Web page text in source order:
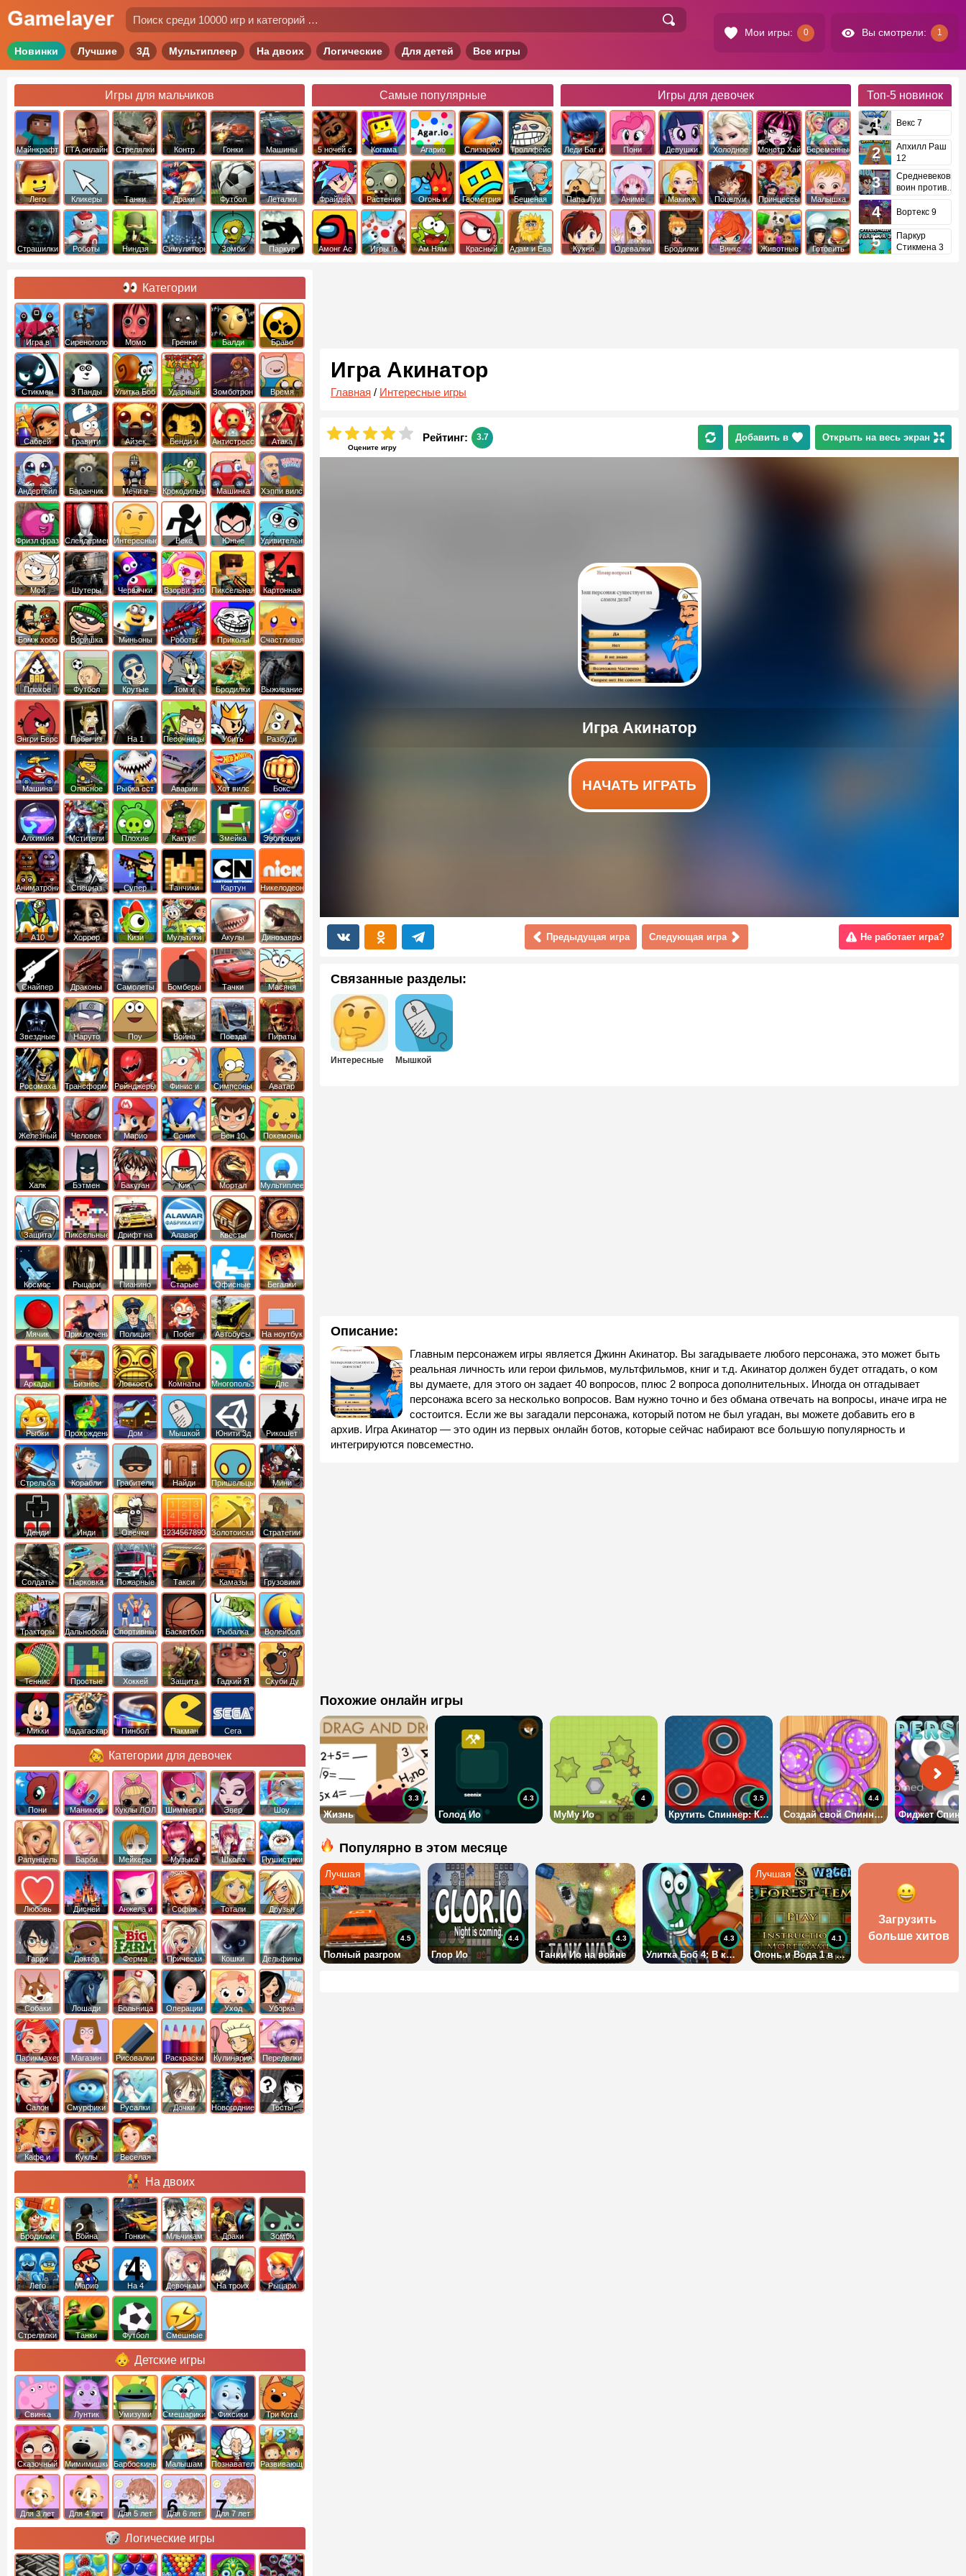
Мои игры: 0 Вы смотрели: 1
Новинки Лучшие 3Д Мультиплеер На двоих Логические Для детей Все игры
Игры для мальчиков
Майнкрафт ГТА онлайн Стрелялки
Контр
Страйк
Гонки Машины
Лего Кликеры Танки Драки Футбол Леталки
Страшилки Роботы Ниндзя Симуляторы Зомби Паркур
Самые популярные
5 ночей с
фредди
Когама Агарио Слизарио
Троллфейс
квест
Фрайдей
Найт
Фанкин
Растения
против
Зомби
Огонь и
Вода
Геометрия
Даш
Бешеная
бабка
сбежала из
психушки
Амонг Ас Игры Io Ам Ням
Красный
Адам и Ева
Игры для девочек
Леди Баг и
Супер Кот
Пони
Дружба это
Девушки
Эквестрии
Холодное
Сердце
Монстр Хай Беременные
Папа Луи Аниме Макияж Поцелуи
Принцессы
Диснея
Малышка
Хейзел
Кухня
Одевалки Бродилки Винкс Животные
Готовить
Топ-5 новинок
Векс 7
Апхилл Раш
12
Средневековый
воин против
Вортекс 9
Паркур
Стикмена 3
Игра Акинатор
Главная / Интересные игры
Оцените игру
Рейтинг: 3.7 Добавить в Открыть на весь экран
НАЧАТЬ ИГРАТЬ
Предыдущая игра Следующая игра Не работает игра?
Связанные разделы:
Интересные Мышкой
Описание:
Главным персонажем игры является Джинн Акинатор. Вы загадываете любого персонажа, это может быть
реальная личность или герои фильмов, мультфильмов, книг и т.д. Акинатор должен будет отгадать, о ком
вы думаете, для этого он задает 40 вопросов, плюс 2 вопроса дополнительных. Иногда он отгадывает
персонажа всего за несколько вопросов. Вам нужно точно и без обмана отвечать на вопросы, иначе игра не
состоится. Если же вы загадали персонажа, который потом не был угадан, вы можете добавить его в
архив. Игра Акинатор — это один из первых онлайн ботов, которые сейчас набирают все большую популярность и
интегрируются повсеместно.
Похожие онлайн игры
Жизнь
3.3
Голод Ио
4.3
МуМу Ио
4
Крутить Спиннер: Кликер
3.5
Создай свой Спиннер
4.4
Фиджет
Популярно в этом месяце
Полный разгром
4.5
Глор Ио
4.4
Танки Ио на войне
4.3
Улитка Боб 4: В космосе
4.3
Огонь и Вода 1 в Лесном Храме
4.1
Загрузить
больше хитов
Категории
Игра в
Кальмара
Сиреноголовый Момо Гренни Балди
Браво
Старс
Стикмен 3 Панды Улитка Боб
Ударный
отряд котят
Зомботрон
Время
Приключений
Сабвей
Серф
Гравити
Фолз
Айзек
Бенди и
Чернильная
машина
Антистресс
Атака
Титанов
Андертейл
Баранчик
Шон
Мечи и
Сандали
Крокодильчик
Свомпи
Машинка
Вилли
Хэппи вилс
Фризл фраз Слендермен Интересные Векс
Юные
титаны
вперед
Удивительный
мир
Гамбола
Мой
шумный
дом
Шутеры Червячки Взорви это
Пиксельная
война
Картонная
башка
Бомж хобо
Воришка
боб
Миньоны
Роботы
динозавры
Приколы
Счастливая
обезьянка
Плохое
мороженое
Футбол
головами
Крутые
Том и
джерри
Бродилки
Приключения
Выживание
Энгри Берс
Побег из
тюрьмы
На 1 Песочницы
Убить
короля
Разбуди
коробку
Машина
ест
машину
Опасное
оружие
Рыбка ест
рыбку
Аварии
машин
Хот вилс Бокс
Алхимия Мстители
Плохие
свинки
Кактус
маккой
Змейка Эволюция
Аниматроники Спецназ
Супер
бойцы
Танчики
Картун
нетворк
Никелодеон
А10 Хоррор Кизи Мультики Акулы Динозавры
Снайпер Драконы Самолеты Бомберы Тачки Масяня
Звездные
войны
Наруто Поу Война Поезда
Пираты
Карибского
Моря
Росомаха ТрансформерыРейнджеры
Самураи
Финис и
Ферб
Симпсоны
Аватар
легенда об
Аанге
Железный
человек
Человек
Паук
Марио Соник Бен 10 Покемоны
Халк Бэтмен Бакуган
Кик
Бутовский
Мортал
комбат
Мультиплеер
Защита
королевства
Пиксельные
Дрифт на
машинах
Алавар Квесты
Поиск
предметов
Космос Рыцари Пианино Старые Офисные Бегалки
Мячик Приключения Полиция Побег Автобусы На ноутбук
Аркады
Бизнес
симуляторы
Ловкость Комнаты Многопользовательские
Дпс
Рыбки Прохождение Дом Мышкой Юнити 3д Рикошет
Cтрельба
из лука
Корабли Грабители
Найди
выход
Пришельцы Мини
Денди Инди
Овечки
идут домой
1234567890 ЗолотоискательСтратегии
Солдаты
Парковка
машин
Пожарные
машины
Такси Камазы Грузовики
Тракторы ДальнобойщикиСпортивные Баскетбол Рыбалка Волейбол
Теннис Простые Хоккей
Защита
башни
Гадкий Я Скуби Ду
Микки
Мадагаскар Пинбол Пакман Сега
Категории для девочек
Пони
креатор
Маникюр Куклы ЛОЛ
Шиммер и
Шайн
Эвер
Афтер Хай
Шоу
дельфинов
Рапунцель Барби Мейкеры Музыка Школа Пушистики
Любовь Дисней
Анжела и
том
София
Прекрасная
Тотали
Спайс
Друзья
ангелов
Гарри
Поттер
Доктор
Плюшева
Ферма Прически Кошки Дельфины
Собаки Лошади Больница Операции Уход Уборка
Парикмахер Магазин Рисовалки Раскраски Кулинария Переделки
Салон Смурфики Русалки Дочки Новогодние Тесты
Кафе и
Куклы
Веселая
На двоих
Бродилки Война Гонки Мльчикам Драки Зомби
Лего Марио На 4 Девочкам На троих Рыцари
Стрелялки Танки Футбол Смешные
Детские игры
Свинка
Пеппа
Лунтик Умизуми Смешарики Фиксики Три Кота
Сказочный
патруль
Мимимишки Барбоскины Малышам ПознавательныеРазвивающие
Для 3 лет Для 4 лет Для 5 лет Для 6 лет Для 7 лет
Логические игры